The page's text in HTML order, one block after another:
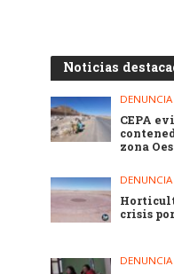
Noticias
DENUNCIA
CEPA
zona
DENUNCIA
crisis
DENUNCIA